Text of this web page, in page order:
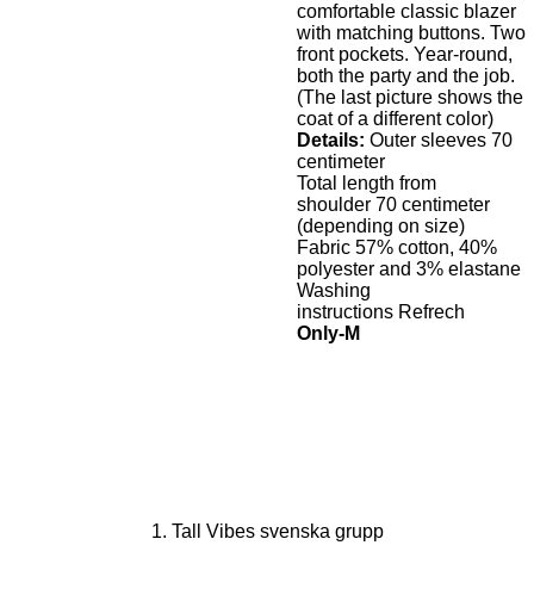
comfortable classic blazer
with matching buttons. Two
front pockets. Year-round,
both the party and the job.
(The last picture shows the
coat of a different color)
Details: Outer sleeves 70
centimeter
Total length from
shoulder 70 centimeter
(depending on size)
Fabric 57% cotton, 40%
polyester and 3% elastane
Washing
instructions Refrech
Only-M
c
1. Tall Vibes svenska grupp